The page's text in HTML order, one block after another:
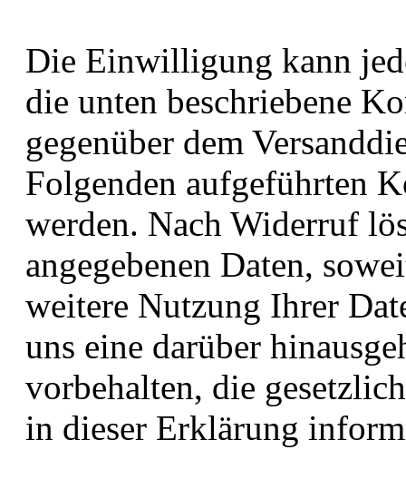
Die Einwilligung kann
die unten beschriebene
gegenüber dem
Folgenden aufgeführten
werden. Nach Widerruf
angegebenen Daten,
weitere Nutzung Ihrer
uns eine darüber
vorbehalten, die
in dieser Erklärung